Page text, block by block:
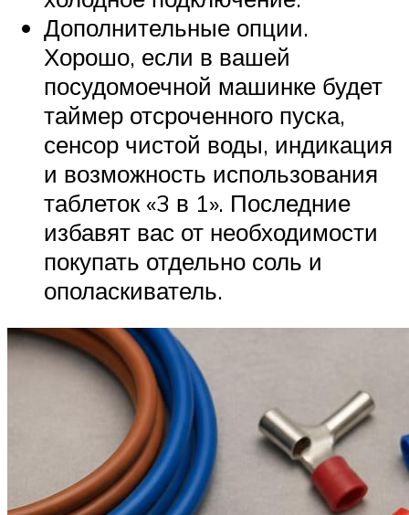
Дополнительные опции.
Хорошо, если в вашей
посудомоечной машинке будет
таймер отсроченного пуска,
сенсор чистой воды, индикация
и возможность использования
таблеток «3 в 1». Последние
избавят вас от необходимости
покупать отдельно соль и
ополаскиватель.